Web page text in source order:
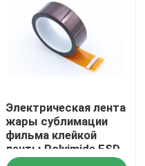
Электрическая лента
жары сублимации
фильма клейкой
ленты Polyimide ESD
PI для класса PCB h